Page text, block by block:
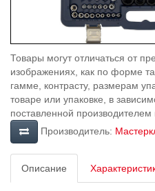
Товары могут отличаться от
изображениях, как по форме
гамме, контрасту, размерам
товаре или упаковке, в
поставленной производителем
Производитель:
Описание